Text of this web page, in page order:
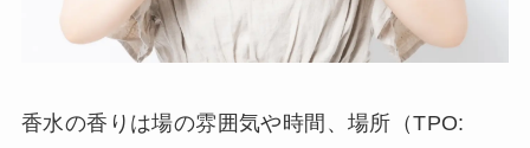
香水の香りは場の雰囲気や時間、場所（TPO: